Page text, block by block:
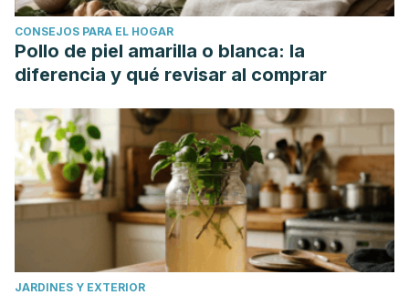
CONSEJOS PARA EL HOGAR
Pollo de piel amarilla o blanca: la
diferencia y qué revisar al comprar
JARDINES Y EXTERIOR